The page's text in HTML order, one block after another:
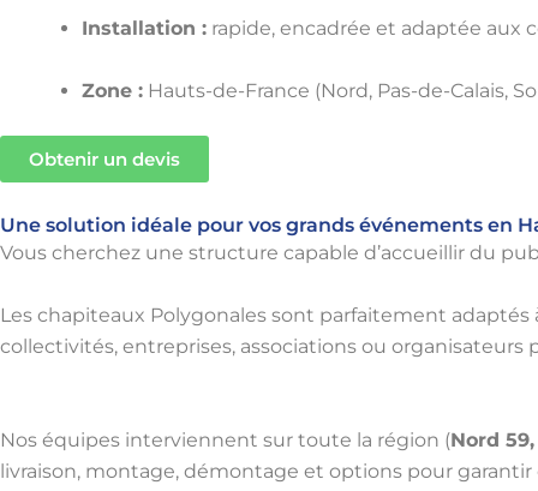
Installation : rapide, encadrée et adaptée aux
Zone : Hauts-de-France (Nord, Pas-de-Calais,
Obtenir un devis
Une solution idéale pour vos grands événements en
Vous cherchez une structure capable d’accueillir du
Les chapiteaux Polygonales sont parfaitement adaptés
collectivités, entreprises, associations ou organisateurs
Nos équipes interviennent sur toute la région (Nord
livraison, montage, démontage et options pour